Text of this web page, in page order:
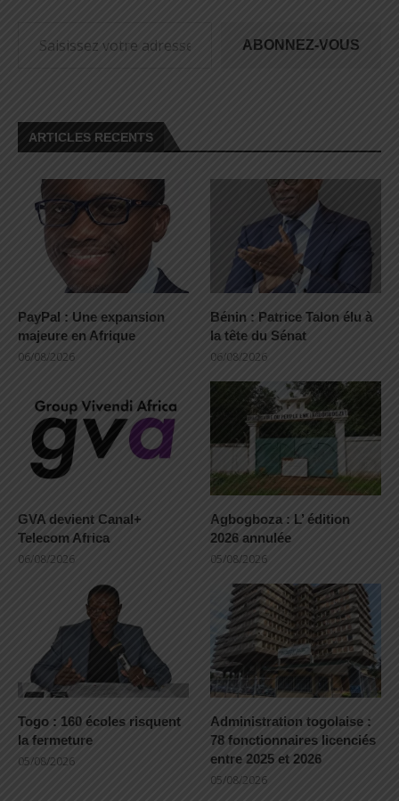
ABONNEZ-VOUS
ARTICLES RECENTS
PayPal : Une expansion
majeure en Afrique
06/08/2026
Bénin : Patrice Talon élu à
la tête du Sénat
06/08/2026
GVA devient Canal+
Telecom Africa
06/08/2026
Agbogboza : L’ édition
2026 annulée
05/08/2026
Togo : 160 écoles risquent
la fermeture
05/08/2026
Administration togolaise :
78 fonctionnaires licenciés
entre 2025 et 2026
05/08/2026